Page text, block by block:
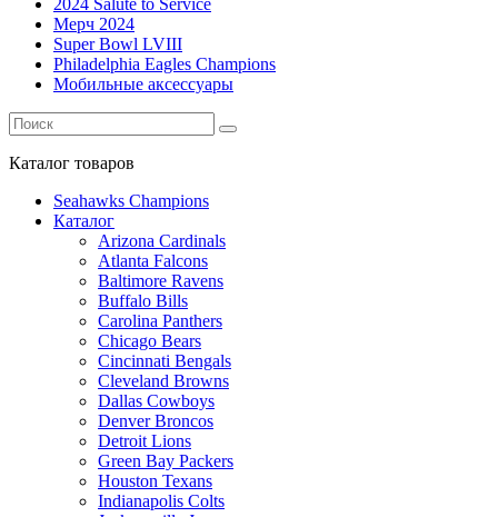
Мерч 2024
Super Bowl LVIII
Philadelphia Eagles Champions
Мобильные аксессуары
Каталог товаров
Seahawks Champions
Каталог
Arizona Cardinals
Atlanta Falcons
Baltimore Ravens
Buffalo Bills
Carolina Panthers
Chicago Bears
Cincinnati Bengals
Cleveland Browns
Dallas Cowboys
Denver Broncos
Detroit Lions
Green Bay Packers
Houston Texans
Indianapolis Colts